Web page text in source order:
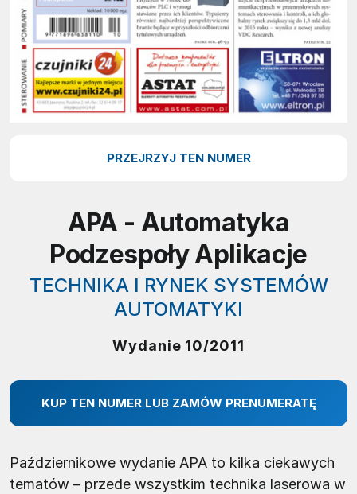
PRZEJRZYJ TEN NUMER
APA - Automatyka
Podzespoły Aplikacje
TECHNIKA I RYNEK SYSTEMÓW
AUTOMATYKI
Wydanie 10/2011
KUP TEN NUMER LUB ZAMÓW PRENUMERATĘ
Październikowe wydanie APA to kilka ciekawych
tematów – przede wszystkim technika laserowa w